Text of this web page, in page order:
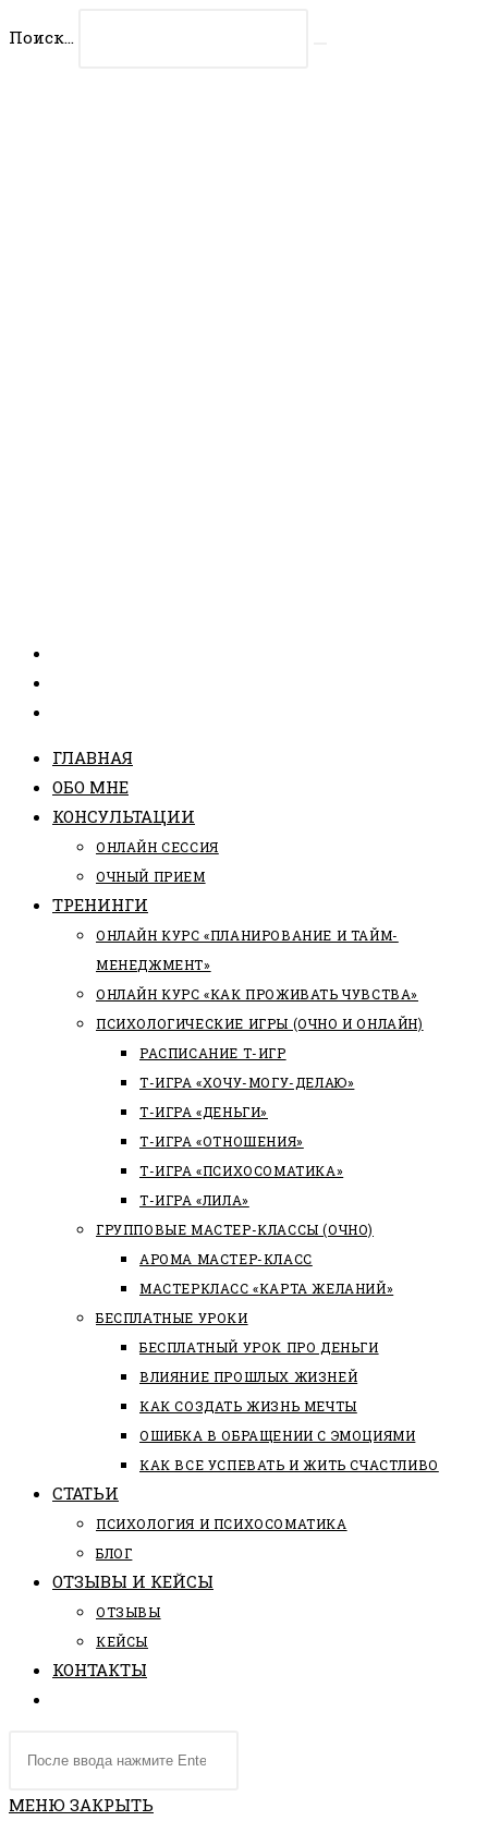
Поиск...
ГЛАВНАЯ
ОБО МНЕ
КОНСУЛЬТАЦИИ
ОНЛАЙН СЕССИЯ
ОЧНЫЙ ПРИЕМ
ТРЕНИНГИ
ОНЛАЙН КУРС «ПЛАНИРОВАНИЕ И ТАЙМ-
МЕНЕДЖМЕНТ»
ОНЛАЙН КУРС «КАК ПРОЖИВАТЬ ЧУВСТВА»
ПСИХОЛОГИЧЕСКИЕ ИГРЫ (ОЧНО И ОНЛАЙН)
РАСПИСАНИЕ Т-ИГР
Т-ИГРА «ХОЧУ-МОГУ-ДЕЛАЮ»
Т-ИГРА «ДЕНЬГИ»
Т-ИГРА «ОТНОШЕНИЯ»
Т-ИГРА «ПСИХОСОМАТИКА»
Т-ИГРА «ЛИЛА»
ГРУППОВЫЕ МАСТЕР-КЛАССЫ (ОЧНО)
АРОМА МАСТЕР-КЛАСС
МАСТЕРКЛАСС «КАРТА ЖЕЛАНИЙ»
БЕСПЛАТНЫЕ УРОКИ
БЕСПЛАТНЫЙ УРОК ПРО ДЕНЬГИ
ВЛИЯНИЕ ПРОШЛЫХ ЖИЗНЕЙ
КАК СОЗДАТЬ ЖИЗНЬ МЕЧТЫ
ОШИБКА В ОБРАЩЕНИИ С ЭМОЦИЯМИ
КАК ВСЕ УСПЕВАТЬ И ЖИТЬ СЧАСТЛИВО
СТАТЬИ
ПCИХОЛОГИЯ И ПСИХОСОМАТИКА
БЛОГ
ОТЗЫВЫ И КЕЙСЫ
ОТЗЫВЫ
КЕЙСЫ
КОНТАКТЫ
ПО
САЙТУ
сайте
МЕНЮ ЗАКРЫТЬ